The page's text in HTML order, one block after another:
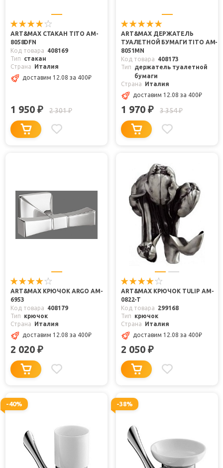
ART&MAX СТАКАН TITO AM-
8058DFN
Код товара
408169
Тип
стакан
Страна
Италия
доставим 12.08 за 400₽
1 950 ₽ 2 301₽
ART&MAX ДЕРЖАТЕЛЬ
ТУАЛЕТНОЙ БУМАГИ TITO AM-
8051MN
Код товара
408173
Тип
держатель туалетной
бумаги
Страна
Италия
доставим 12.08 за 400₽
1 970 ₽ 3 354₽
ART&MAX КРЮЧОК ARGO AM-
6953
Код товара
408179
Тип
крючок
Страна
Италия
доставим 12.08 за 400₽
2 020 ₽
ART&MAX КРЮЧОК TULIP AM-
0822-T
Код товара
299168
Тип
крючок
Страна
Италия
доставим 12.08 за 400₽
2 050 ₽
-40% -38%